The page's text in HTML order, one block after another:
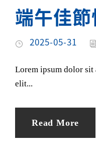
端午佳
2025-05-31
Lorem ipsum dolor sit
elit...
Read More